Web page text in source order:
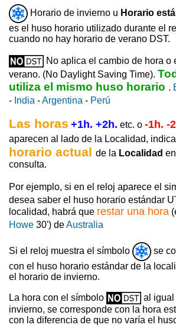
Horario de invierno u Horario
es el huso horario utilizado durante el
cuando no hay horario de verano DST.
No aplica el cambio de hora o
verano. (No Daylight Saving Time).
utiliza el mismo huso horario .
- India -Argentina - Perú
Las horas +1h. +2h. etc. o -1h. -
aparecen al lado de la Localidad,
horario actual de la Localidad
consulta.
Por ejemplo, si en el reloj aparece el
desea saber el huso horario estándar
localidad, habrá que restar una hora
Howe 30') deAustralia
Si el reloj muestra el símbolo
se
con el huso horario estándar de la
el horario de invierno.
La hora con el símbolo
al igual
invierno, se corresponde con la hora
con la diferencia de que no varía el